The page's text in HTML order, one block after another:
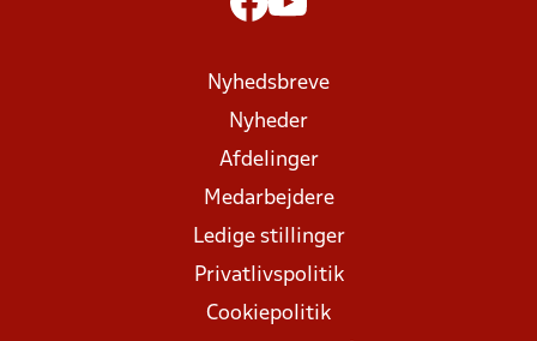
Nyhedsbreve
Nyheder
Afdelinger
Medarbejdere
Ledige stillinger
Privatlivspolitik
Cookiepolitik